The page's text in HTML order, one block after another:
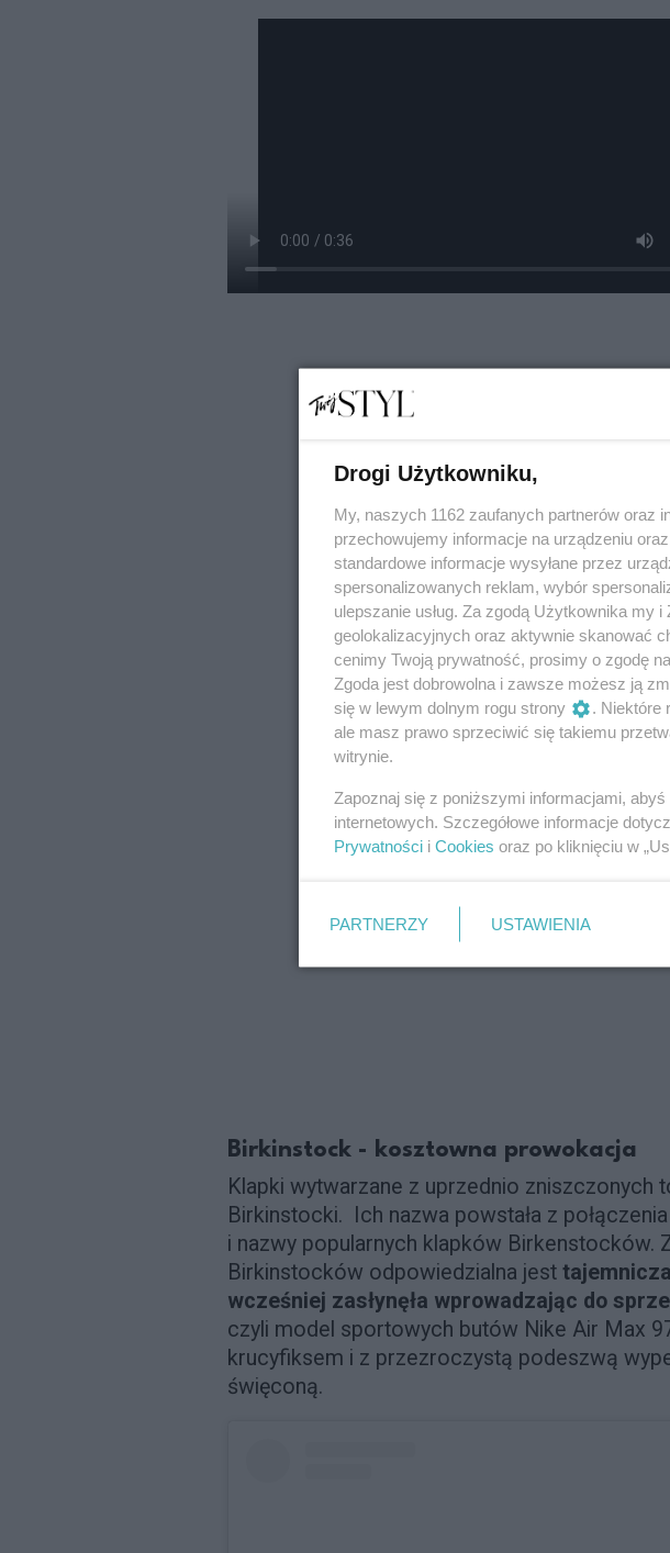
Birkinstock - kosztowna prowokacja
Klapki wytwarzane z uprzednio zniszczonych
Birkinstocki. Ich nazwa powstała z
i nazwy popularnych klapków Birkenstocków.
Birkinstocków odpowiedzialna jest
wcześniej zasłynęła wprowadzając do
czyli model sportowych butów Nike Air Max
krucyfiksem i z przezroczystą podeszwą
święconą.
Drogi Użytkowniku,
My, naszych 1162 zaufanych partnerów oraz
przechowujemy informacje na urządzeniu
standardowe informacje wysyłane przez
spersonalizowanych reklam, wybór
ulepszanie usług. Za zgodą Użytkownika my
geolokalizacyjnych oraz aktywnie skanować
cenimy Twoją prywatność, prosimy o zgodę
Zgoda jest dobrowolna i zawsze możesz ją
się w lewym dolnym rogu strony
. Niektóre
ale masz prawo sprzeciwić się takiemu
witrynie.
Zapoznaj się z poniższymi informacjami,
internetowych. Szczegółowe informacje
Prywatności i Cookies oraz po kliknięciu w
PARTNERZY USTAWIENIA